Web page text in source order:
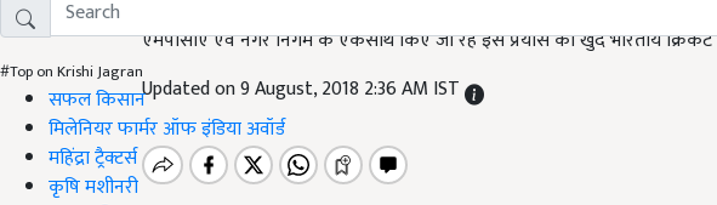
#Top on Krishi Jagran
सफल किसान
मिलेनियर फार्मर ऑफ इंडिया अवॉर्ड
महिंद्रा ट्रैक्टर्स
कृषि मशीनरी
एमपीसीए एवं नगर निगम के एकसाथ किए जा रहे इस प्रयास को खुद भारतीय क्रिकेट
Updated on 9 August, 2018 2:36 AM IST